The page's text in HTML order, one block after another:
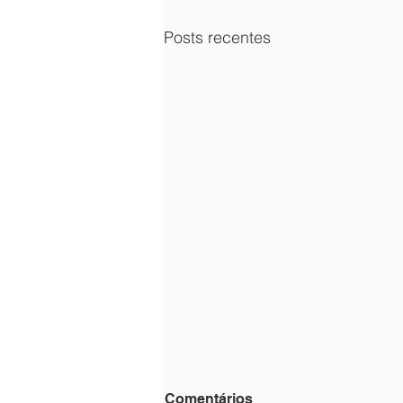
Posts recentes
Comentários